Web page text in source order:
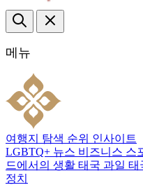
메뉴
여행지 탐색 순위 인사이트
LGBTQ+ 뉴스 비즈니스 스
드에서의 생활 태국 과일 태
정치